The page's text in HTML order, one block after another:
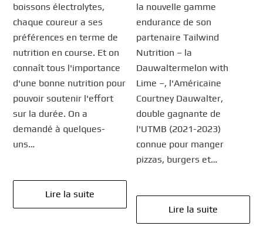
boissons électrolytes,
chaque coureur a ses
préférences en terme de
nutrition en course. Et on
connaît tous l'importance
d'une bonne nutrition pour
pouvoir soutenir l'effort
sur la durée. On a
demandé à quelques-
uns…
Lire la suite
la nouvelle gamme
endurance de son
partenaire Tailwind
Nutrition – la
Dauwaltermelon with
Lime –, l'Américaine
Courtney Dauwalter,
double gagnante de
l'UTMB (2021-2023)
connue pour manger
pizzas, burgers et…
Lire la suite